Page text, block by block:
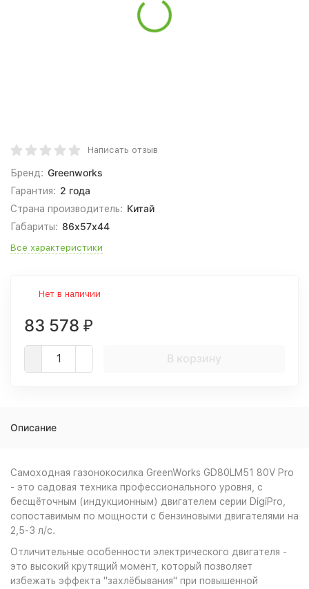
Написать отзыв
Бренд: Greenworks
Гарантия: 2 года
Страна производитель: Китай
Габариты: 86х57х44
Все характеристики
Нет в наличии
83 578 ₽
В корзину
Описание
Самоходная газонокосилка GreenWorks GD80LM51 80V Pro
- это садовая техника профессионального уровня, с
бесщёточным (индукционным) двигателем серии DigiPro,
сопоставимым по мощности с бензиновыми двигателями на
2,5-3 л/с.
Отличительные особенности электрического двигателя -
это высокий крутящий момент, который позволяет
избежать эффекта "захлёбывания" при повышенной